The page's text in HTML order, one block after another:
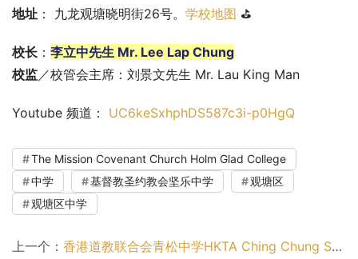
地址 ： 九龙观塘晓明街26号。 学校地图 ⛳
校长 ： 李立中先生 Mr. Lee Lap Chung
校监 ／校管会主席：刘景文先生 Mr. Lau King Man
Youtube 频道： UC6keSxhphDS587c3i-p0HgQ
The Mission Covenant Church Holm Glad College
中学
基督教圣约教会坚乐中学
观塘区
观塘区中学
上一个： 香港道教联合会青松中学HKTA Ching Chung Secondary School（观塘区中学）